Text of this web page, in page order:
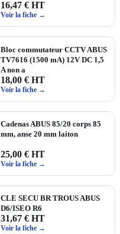
16,47 € HT
Voir la fiche →
Bloc commutateur CCTV ABUS
TV7616 (1500 mA) 12V DC 1,5
A non a
18,00 € HT
Voir la fiche →
Cadenas ABUS 85/20 corps 85
mm, anse 20 mm laiton
25,00 € HT
Voir la fiche →
CLE SECU BR TROUS ABUS
D6/ISEO R6
31,67 € HT
Voir la fiche →